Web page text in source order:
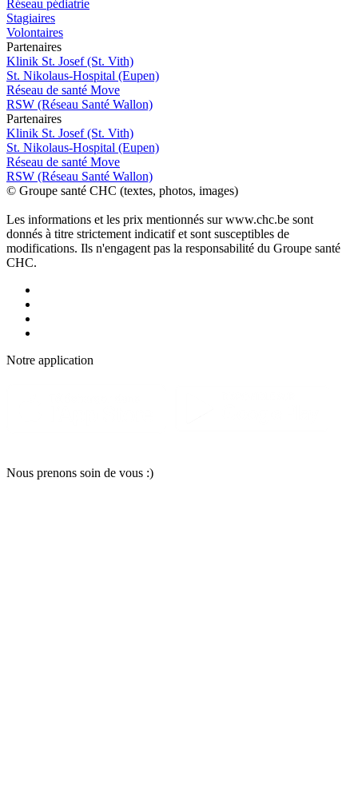
Réseau pédiatrie
Stagiaires
Volontaires
Partenaires
Klinik St. Josef (St. Vith)
St. Nikolaus-Hospital (Eupen)
Réseau de santé Move
RSW (Réseau Santé Wallon)
Partenaires
Klinik St. Josef (St. Vith)
St. Nikolaus-Hospital (Eupen)
Réseau de santé Move
RSW (Réseau Santé Wallon)
© Groupe santé CHC (textes, photos, images)
Les informations et les prix mentionnés sur www.chc.be sont
donnés à titre strictement indicatif et sont susceptibles de
modifications. Ils n'engagent pas la responsabilité du Groupe santé
CHC.
Notre application
Nous prenons soin de vous :)